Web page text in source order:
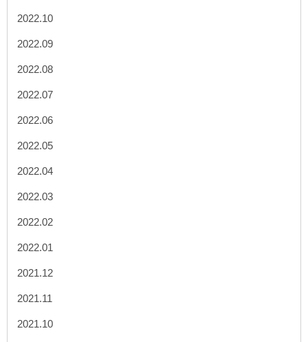
2022.10
2022.09
2022.08
2022.07
2022.06
2022.05
2022.04
2022.03
2022.02
2022.01
2021.12
2021.11
2021.10